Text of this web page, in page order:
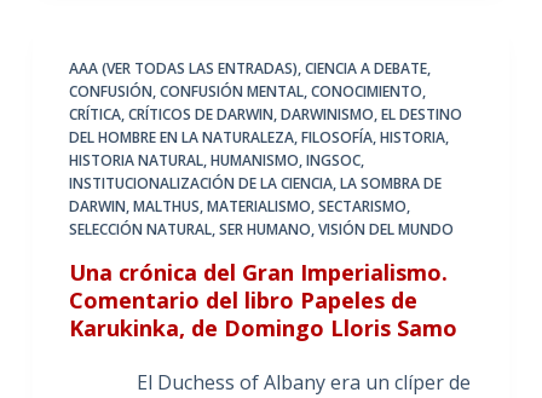
AAA (VER TODAS LAS ENTRADAS),CIENCIA A DEBATE,
CONFUSIÓN,CONFUSIÓN MENTAL,CONOCIMIENTO,
CRÍTICA,CRÍTICOS DE DARWIN,DARWINISMO,EL DESTINO
DEL HOMBRE EN LA NATURALEZA,FILOSOFÍA,HISTORIA,
HISTORIA NATURAL,HUMANISMO,INGSOC,
INSTITUCIONALIZACIÓN DE LA CIENCIA,LA SOMBRA DE
DARWIN,MALTHUS,MATERIALISMO,SECTARISMO,
SELECCIÓN NATURAL,SER HUMANO,VISIÓN DEL MUNDO
Una crónica del Gran Imperialismo.
Comentario del libro Papeles de
Karukinka, de Domingo Lloris Samo
El Duchess of Albany era un clíper de